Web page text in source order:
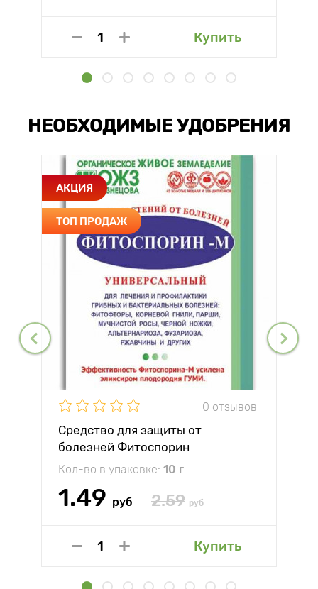
Купить
НЕОБХОДИМЫЕ УДОБРЕНИЯ
АКЦИЯ
ТОП ПРОДАЖ
0 отзывов
Средство для защиты от
болезней Фитоспорин
Кол-во в упаковке: 10 г
1.49 руб 2.59 руб
Купить